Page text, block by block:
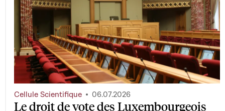
Le droit de vote des Luxembourgeois
Cellule Scientifique 06.07.2026